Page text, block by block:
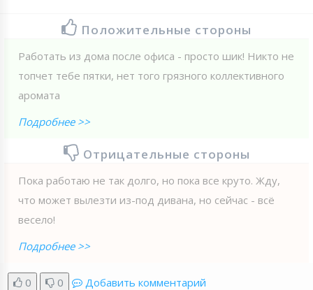
Положительные стороны
Работать из дома после офиса - просто шик! Никто не
топчет тебе пятки, нет того грязного коллективного
аромата
Подробнее >>
Отрицательные стороны
Пока работаю не так долго, но пока все круто. Жду,
что может вылезти из-под дивана, но сейчас - всё
весело!
Подробнее >>
0 0 Добавить комментарий